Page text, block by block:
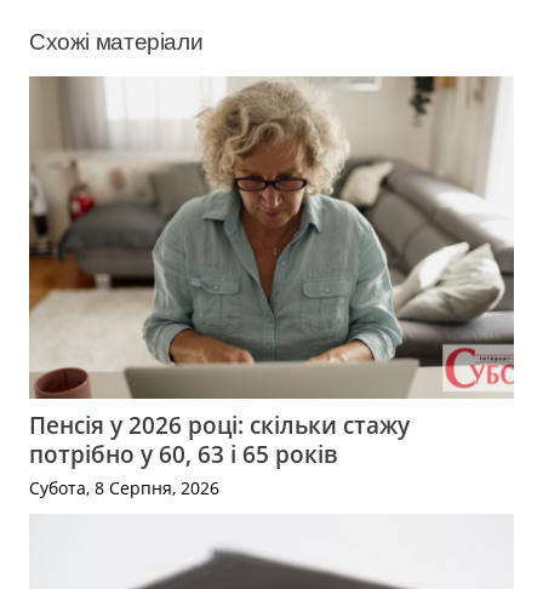
Схожі матеріали
Пенсія у 2026 році: скільки стажу
потрібно у 60, 63 і 65 років
Субота, 8 Серпня, 2026